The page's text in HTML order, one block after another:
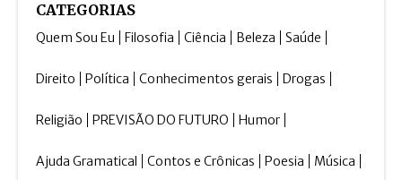
CATEGORIAS
Quem Sou Eu Filosofia Ciência Beleza Saúde
Direito Política Conhecimentos gerais Drogas
Religião PREVISÃO DO FUTURO Humor
Ajuda Gramatical Contos e Crônicas Poesia Música